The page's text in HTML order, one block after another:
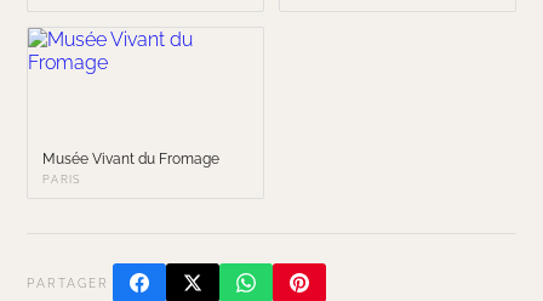
Musée Vivant du Fromage
PARIS
PARTAGER